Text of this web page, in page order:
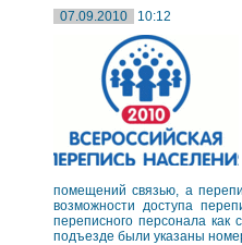
07.09.2010
10:12
помещений связью, а
возможности доступа
переписного персонала
подъезде были указаны